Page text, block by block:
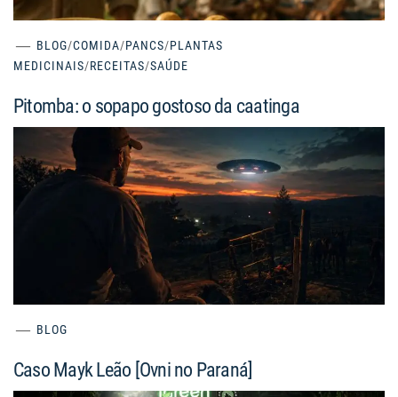
BLOG/COMIDA/PANCS/PLANTAS
MEDICINAIS/RECEITAS/SAÚDE
Pitomba: o sopapo gostoso da caatinga
BLOG
Caso Mayk Leão [Ovni no Paraná]